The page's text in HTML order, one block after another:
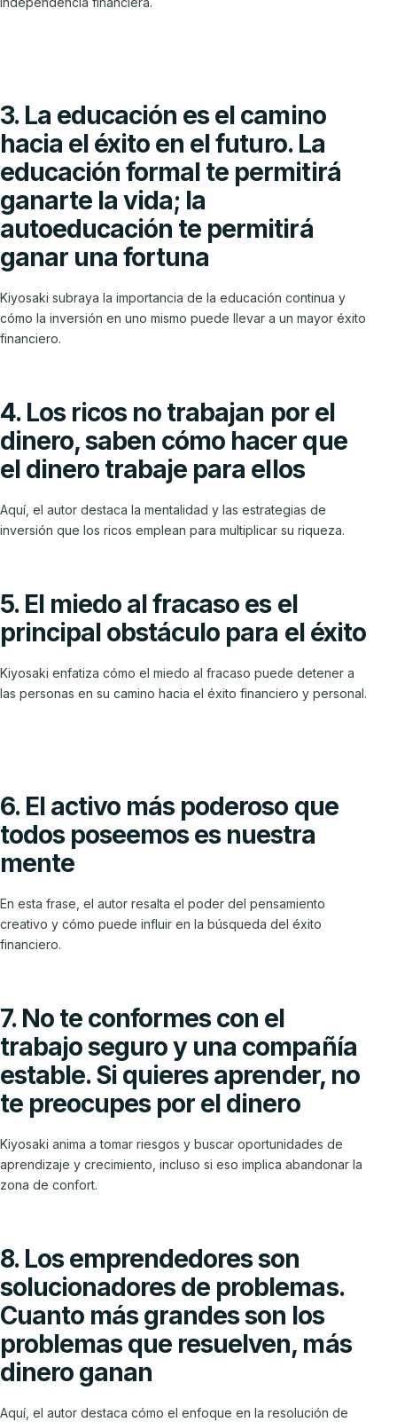
3. La educación es el camino
hacia el éxito en el futuro. La
educación formal te permitirá
ganarte la vida; la
autoeducación te permitirá
ganar una fortuna
Kiyosaki subraya la importancia de la educación continua y
cómo la inversión en uno mismo puede llevar a un mayor éxito
financiero.
4. Los ricos no trabajan por el
dinero, saben cómo hacer que
el dinero trabaje para ellos
Aquí, el autor destaca la mentalidad y las estrategias de
inversión que los ricos emplean para multiplicar su riqueza.
5. El miedo al fracaso es el
principal obstáculo para el éxito
Kiyosaki enfatiza cómo el miedo al fracaso puede detener a
las personas en su camino hacia el éxito financiero y personal.
6. El activo más poderoso que
todos poseemos es nuestra
mente
En esta frase, el autor resalta el poder del pensamiento
creativo y cómo puede influir en la búsqueda del éxito
financiero.
7. No te conformes con el
trabajo seguro y una compañía
estable. Si quieres aprender, no
te preocupes por el dinero
Kiyosaki anima a tomar riesgos y buscar oportunidades de
aprendizaje y crecimiento, incluso si eso implica abandonar la
zona de confort.
8. Los emprendedores son
solucionadores de problemas.
Cuanto más grandes son los
problemas que resuelven, más
dinero ganan
Aquí, el autor destaca cómo el enfoque en la resolución de